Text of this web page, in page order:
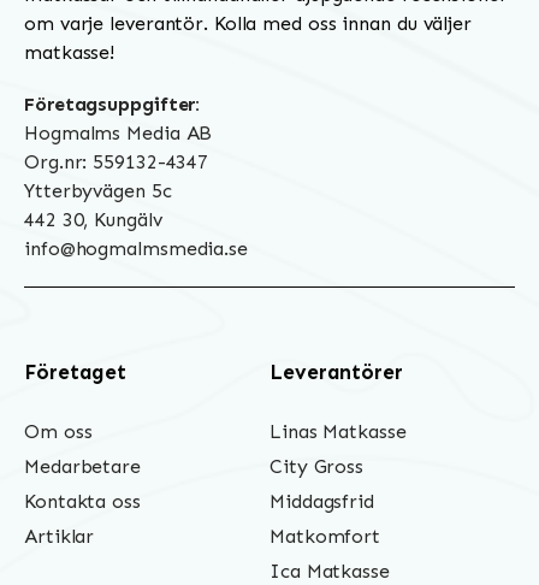
om varje leverantör. Kolla med oss innan du väljer
matkasse!
Företagsuppgifter:
Hogmalms Media AB
Org.nr: 559132-4347
Ytterbyvägen 5c
442 30, Kungälv
info@hogmalmsmedia.se
Företaget
Om oss
Medarbetare
Kontakta oss
Artiklar
Leverantörer
Linas Matkasse
City Gross
Middagsfrid
Matkomfort
Ica Matkasse